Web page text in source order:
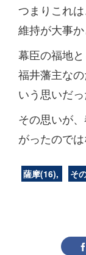
つまりこれ
維持が大事
幕臣の福地
福井藩主な
いう思いだっ
その思いが
がったのでは
薩摩(16) そ